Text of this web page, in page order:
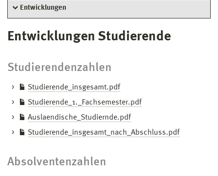
Entwicklungen
Entwicklungen Studierende
Studierendenzahlen
Studierende_insgesamt.pdf
Studierende_1._Fachsemester.pdf
Auslaendische_Studiernde.pdf
Studierende_insgesamt_nach_Abschluss.pdf
Absolventenzahlen